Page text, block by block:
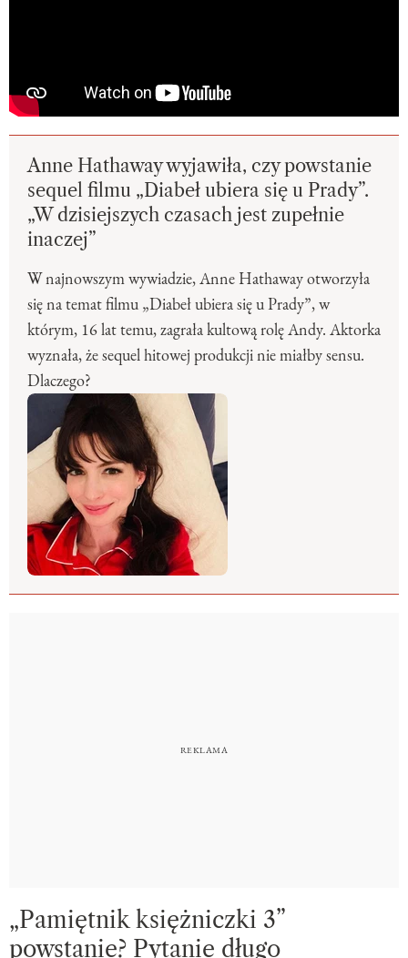
Anne Hathaway wyjawiła, czy powstanie
sequel filmu „Diabeł ubiera się u Prady”.
„W dzisiejszych czasach jest zupełnie
inaczej”
W najnowszym wywiadzie, Anne Hathaway otworzyła
się na temat filmu „Diabeł ubiera się u Prady”, w
którym, 16 lat temu, zagrała kultową rolę Andy. Aktorka
wyznała, że sequel hitowej produkcji nie miałby sensu.
Dlaczego?
„Pamiętnik księżniczki 3”
powstanie? Pytanie długo